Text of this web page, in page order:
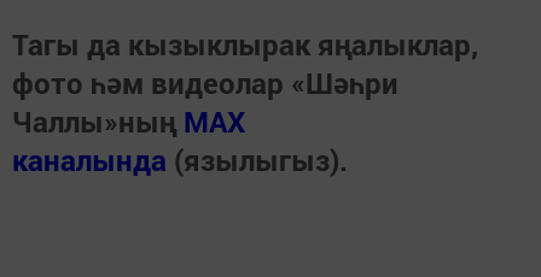
Тагы да кызыклырак яңалыклар,
фото һәм видеолар «Шәһри
Чаллы»ның MAX
каналында (язылыгыз).